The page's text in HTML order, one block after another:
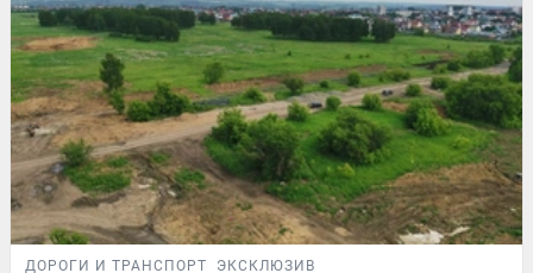
ДОРОГИ И ТРАНСПОРТ ЭКСКЛЮЗИВ